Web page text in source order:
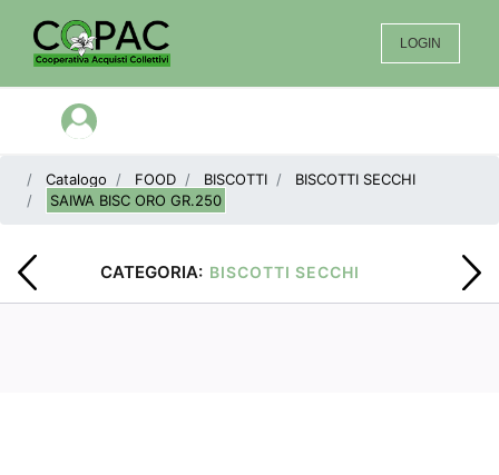
LOGIN
Open menu
Catalogo FOOD BISCOTTI
BISCOTTI SECCHI
SAIWA BISC ORO GR.250
CATEGORIA: BISCOTTI SECCHI